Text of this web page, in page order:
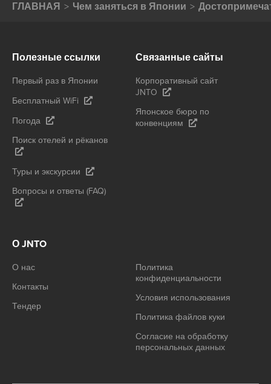
ГЛАВНАЯ Чем заняться в Японии
Полезные ссылки
Первый раз в Японии
Бесплатный WiFi
Погода
Поиск отелей и рёканов
Туры и экскурсии
Вопросы и ответы (FAQ)
Связанные сайты
Корпоративный сайт
JNTO
Японское бюро по
конвенциям
О JNTO
О нас
Контакты
Тендер
Политика
конфиденциальности
Условия использования
Политика файлов куки
Согласие на обработку
персональных данных